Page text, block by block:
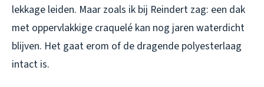
lekkage leiden. Maar zoals ik bij Reindert zag: een dak
met oppervlakkige craquelé kan nog jaren waterdicht
blijven. Het gaat erom of de dragende polyesterlaag
intact is.